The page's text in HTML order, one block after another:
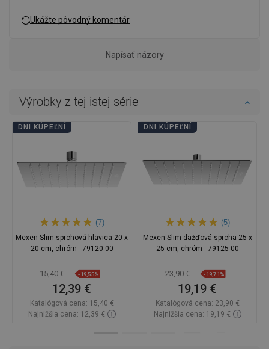
Ukážte pôvodný komentár
Napísať názory
Výrobky z tej istej série
DNI KÚPEĽNÍ
(7)
Mexen Slim sprchová hlavica 20 x
20 cm, chróm - 79120-00
15,40 € -19,55%
12,39 €
Katalógová cena: 15,40 €
Najnižšia cena: 12,39 €
DNI KÚPEĽNÍ
(5)
Mexen Slim dažďová sprcha 25 x
25 cm, chróm - 79125-00
23,90 € -19,71%
19,19 €
Katalógová cena: 23,90 €
Najnižšia cena: 19,19 €